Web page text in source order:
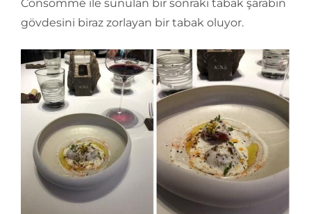
Consommé ile sunulan bir sonraki tabak şarabın
gövdesini biraz zorlayan bir tabak oluyor.